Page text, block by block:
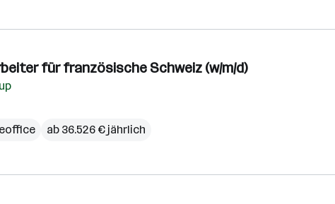
für französische Schweiz (w/m/d)
ab 36.526 € jährlich